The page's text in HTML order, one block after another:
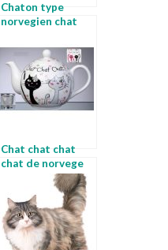
Chaton type
norvegien chat
Chat chat chat
chat de norvege